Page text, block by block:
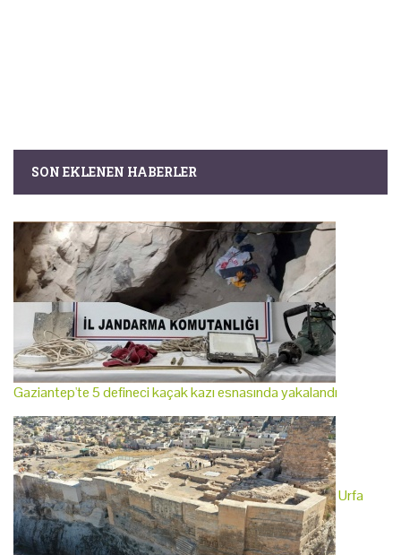
SON EKLENEN HABERLER
Gaziantep'te 5 defineci kaçak kazı esnasında yakalandı
Urfa